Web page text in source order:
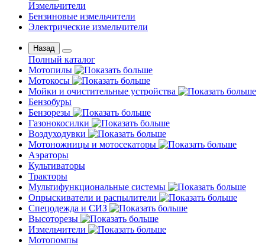
Измельчители
Бензиновые измельчители
Электрические измельчители
Назад
Полный каталог
Мотопилы
Мотокосы
Мойки и очистительные устройства
Бензобуры
Бензорезы
Газонокосилки
Воздуходувки
Мотоножницы и мотосекаторы
Аэраторы
Культиваторы
Тракторы
Мультифункциональные системы
Опрыскиватели и распылители
Спецодежда и СИЗ
Высоторезы
Измельчители
Мотопомпы